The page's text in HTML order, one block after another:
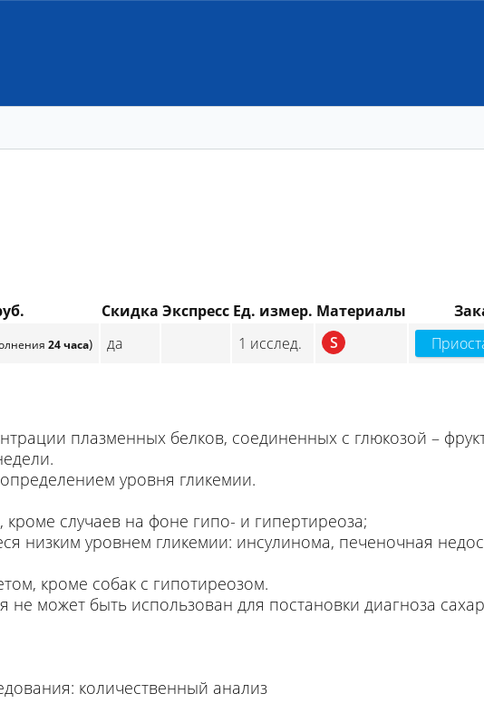
Скидка Экспресс Ед. измер. Материалы
24 часа) да 1 исслед. S
плазменных белков, соединенных с глюкозой –
уровня гликемии.
случаев на фоне гипо- и гипертиреоза;
низким уровнем гликемии: инсулинома, печеночная
кроме собак с гипотиреозом.
не может быть использован для постановки диагноза
количественный анализ